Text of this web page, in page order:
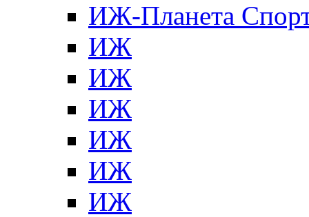
ИЖ-Планета
ИЖ
ИЖ
ИЖ
ИЖ
ИЖ
ИЖ